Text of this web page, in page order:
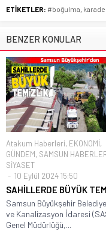
ETİKETLER: #boğulma
BENZER KONULAR
Atakum Haberleri, EKONOMİ,
GÜNDEM, SAMSUN
SİYASET
10 Eylül 2024 15:50
SAHİLLERDE BÜYÜK
Samsun Büyükşehir
ve Kanalizasyon İdaresi
Genel Müdürlüğü,...